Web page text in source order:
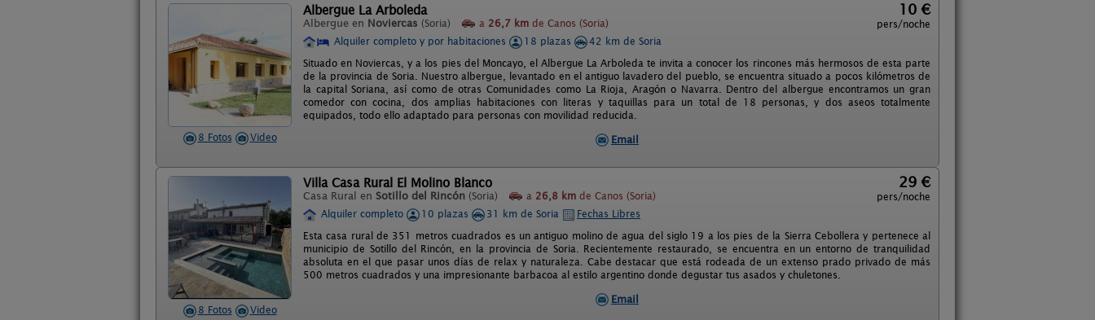
8 Fotos Video
Albergue La Arboleda
Albergue en Noviercas (Soria) a 26,7 km de Canos (Soria)
10 €
pers/noche
Alquiler completo y por habitaciones
18 plazas
42 km de Soria
Situado en Noviercas, y a los pies del Moncayo, el Albergue La Arboleda te invita a conocer los rincones más hermosos de esta parte
de la provincia de Soria. Nuestro albergue, levantado en el antiguo lavadero del pueblo, se encuentra situado a pocos kilómetros de
la capital Soriana, así como de otras Comunidades como La Rioja, Aragón o Navarra. Dentro del albergue encontramos un gran
comedor con cocina, dos amplias habitaciones con literas y taquillas para un total de 18 personas, y dos aseos totalmente
equipados, todo ello adaptado para personas con movilidad reducida.
Email
8 Fotos Video
Villa Casa Rural El Molino Blanco
Casa Rural en Sotillo del Rincón (Soria) a 26,8 km de Canos (Soria)
29 €
pers/noche
Alquiler completo
10 plazas 31 km de Soria
Fechas Libres
Esta casa rural de 351 metros cuadrados es un antiguo molino de agua del siglo 19 a los pies de la Sierra Cebollera y pertenece al
municipio de Sotillo del Rincón, en la provincia de Soria. Recientemente restaurado, se encuentra en un entorno de tranquilidad
absoluta en el que pasar unos días de relax y naturaleza. Cabe destacar que está rodeada de un extenso prado privado de más
500 metros cuadrados y una impresionante barbacoa al estilo argentino donde degustar tus asados y chuletones.
Email